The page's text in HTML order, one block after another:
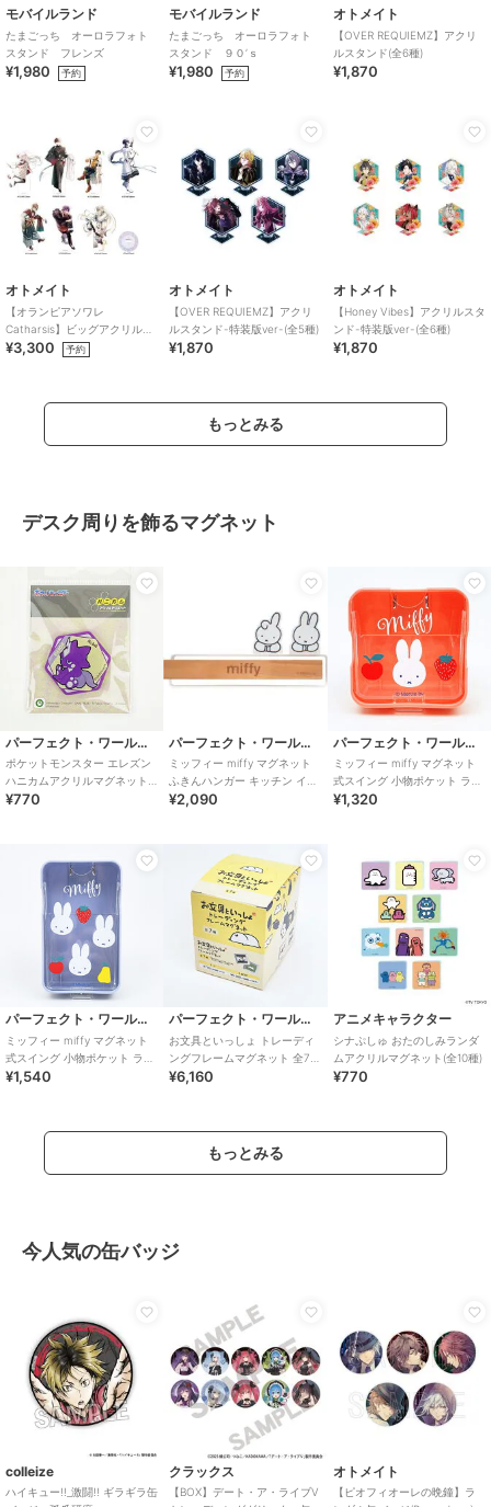
モバイルランド
たまごっち オーロラフォト
スタンド フレンズ
¥1,980 予約
モバイルランド
たまごっち オーロラフォト
スタンド ９０’ｓ
¥1,980 予約
オトメイト
【OVER REQUIEMZ】アクリ
ルスタンド(全6種)
¥1,870
オトメイト
【オランピアソワレ
Catharsis】ビッグアクリルス
タンド(全7種)
¥3,300 予約
オトメイト
【OVER REQUIEMZ】アクリ
ルスタンド-特装版ver-(全5種)
¥1,870
オトメイト
【Honey Vibes】アクリルスタ
ンド-特装版ver-(全6種)
¥1,870
もっとみる
デスク周りを飾るマグネット
パーフェクト・ワールド・トーキョー
ポケットモンスター エレズン
ハニカムアクリルマグネット
vol.5 ポケモン
¥770
パーフェクト・ワールド・トーキョー
ミッフィー miffy マグネット
ふきんハンガー キッチン イン
テリア
¥2,090
パーフェクト・ワールド・トーキョー
ミッフィー miffy マグネット
式スイング 小物ポケット ラン
チ ピンク
¥1,320
パーフェクト・ワールド・トーキョー
ミッフィー miffy マグネット
式スイング 小物ポケット ラン
チ ブルー
¥1,540
パーフェクト・ワールド・トーキョー
お文具といっしょ トレーディ
ングフレームマグネット 全7種
コンプリートBOX
¥6,160
アニメキャラクター
シナぷしゅ おたのしみランダ
ムアクリルマグネット(全10種)
¥770
もっとみる
今人気の缶バッジ
colleize
ハイキュー!!_激闘!! ギラギラ缶
クラックス
【BOX】デート・ア・ライブV
オトメイト
【ピオフィオーレの晩鐘】ラ